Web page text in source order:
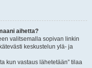
aihetta?
valitsemalla sopivan linkin
keskustelun ylä- ja
kun vastaus lähetetään” tilaa